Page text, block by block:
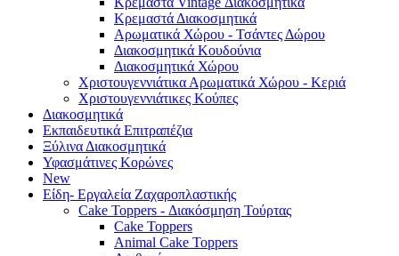
Κρεμαστά Διακοσμητικά
Αρωματικά Χώρου - Τσάντες Δώρου
Διακοσμητικά Κουδούνια
Διακοσμητικά Χώρου
Χριστουγεννιάτικα Αρωματικά Χώρου - Κεριά
Χριστουγεννιάτικες Κούπες
Διακοσμητικά
Εκπαιδευτικά Επιτραπέζια
Ξύλινα Διακοσμητικά
Υφασμάτινες Κορώνες
New
Είδη- Εργαλεία Ζαχαροπλαστικής
Cake Toppers - Διακόσμηση Τούρτας
Cake Toppers
Animal Cake Toppers